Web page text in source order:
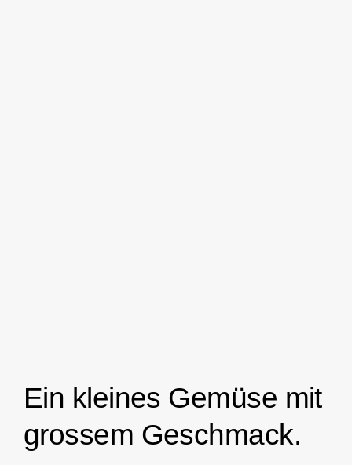
Ein kleines Gemüse mit
grossem Geschmack.